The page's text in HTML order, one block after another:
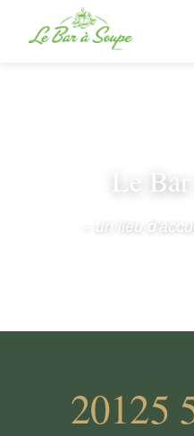
Le
– un lieu
20125